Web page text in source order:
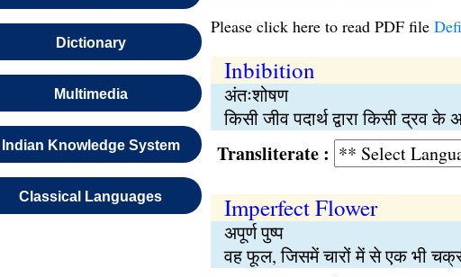
Dictionary
Multimedia
Indian Knowledge System
Classical Languages
Please click here to read PDF file
Inbibition
अंतःशोषण
किसी जीव पदार्थ द्वारा किसी
Transliterate :
Imperfect Flower
अपूर्ण पुष्प
वह फूल, जिसमें चारों में से एक भी चक्र